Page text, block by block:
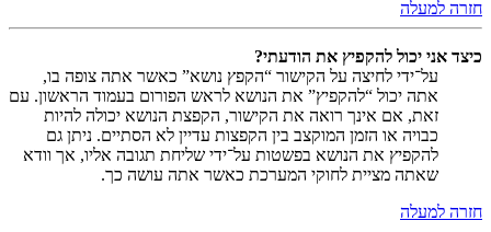
חזרה למעלה
כיצד אני יכול להקפיץ את הודעתי?
על־ידי לחיצה על הקישור “הקפץ נושא” כאשר אתה צופה בו,
אתה יכול “להקפיץ” את הנושא לראש הפורום בעמוד הראשון. עם
זאת, אם אינך רואה את הקישור, הקפצת הנושא יכולה להיות
כבויה או הזמן המוקצב בין הקפצות עדיין לא הסתיים. ניתן גם
להקפיץ את הנושא בפשטות על־ידי שליחת תגובה אליו, אך וודא
שאתה מציית לחוקי המערכת כאשר אתה עושה כך.
חזרה למעלה